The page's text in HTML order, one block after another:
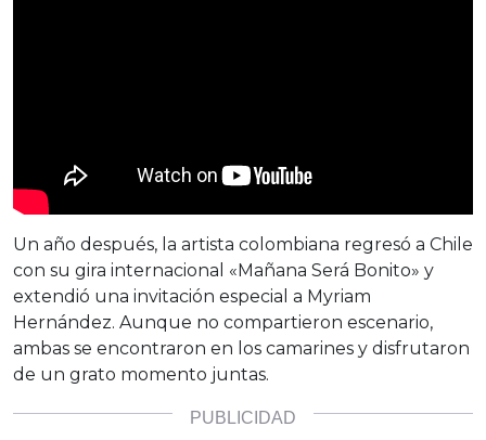
Un año después, la artista colombiana regresó a Chile
con su gira internacional «Mañana Será Bonito» y
extendió una invitación especial a Myriam
Hernández. Aunque no compartieron escenario,
ambas se encontraron en los camarines y disfrutaron
de un grato momento juntas.